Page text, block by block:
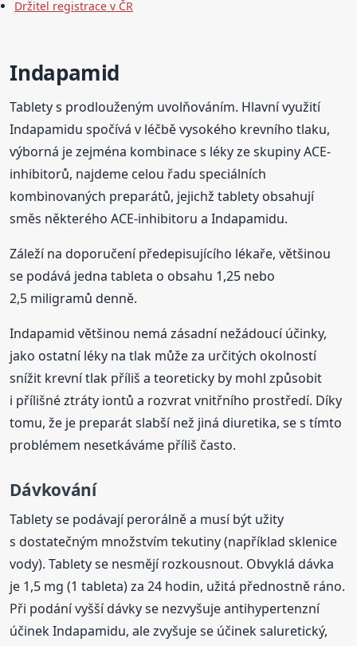
Držitel registrace v ČR
Indapamid
Tablety s prodlouženým uvolňováním. Hlavní využití
Indapamidu spočívá v léčbě vysokého krevního tlaku,
výborná je zejména kombinace s léky ze skupiny ACE-
inhibitorů, najdeme celou řadu speciálních
kombinovaných preparátů, jejichž tablety obsahují
směs některého ACE-inhibitoru a Indapamidu.
Záleží na doporučení předepisujícího lékaře, většinou
se podává jedna tableta o obsahu 1,25 nebo
2,5 miligramů denně.
Indapamid většinou nemá zásadní nežádoucí účinky,
jako ostatní léky na tlak může za určitých okolností
snížit krevní tlak příliš a teoreticky by mohl způsobit
i přílišné ztráty iontů a rozvrat vnitřního prostředí. Díky
tomu, že je preparát slabší než jiná diuretika, se s tímto
problémem nesetkáváme příliš často.
Dávkování
Tablety se podávají perorálně a musí být užity
s dostatečným množstvím tekutiny (například sklenice
vody). Tablety se nesmějí rozkousnout. Obvyklá dávka
je 1,5 mg (1 tableta) za 24 hodin, užitá přednostně ráno.
Při podání vyšší dávky se nezvyšuje antihypertenzní
účinek Indapamidu, ale zvyšuje se účinek saluretický,